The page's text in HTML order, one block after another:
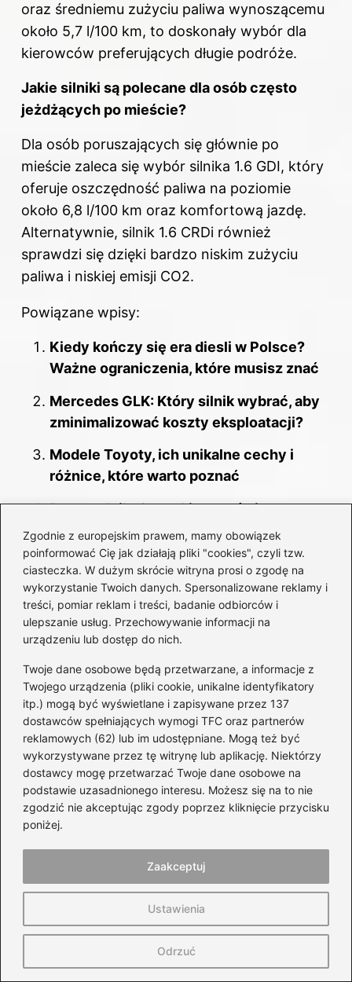
Zgodnie z europejskim prawem, mamy obowiązek
poinformować Cię jak działają pliki "cookies", czyli tzw.
ciasteczka. W dużym skrócie witryna prosi o zgodę na
wykorzystanie Twoich danych. Spersonalizowane reklamy i
treści, pomiar reklam i treści, badanie odbiorców i
ulepszanie usług. Przechowywanie informacji na
urządzeniu lub dostęp do nich.
Twoje dane osobowe będą przetwarzane, a informacje z
Twojego urządzenia (pliki cookie, unikalne identyfikatory
itp.) mogą być wyświetlane i zapisywane przez 137
dostawców spełniających wymogi TFC oraz partnerów
reklamowych (62) lub im udostępniane. Mogą też być
wykorzystywane przez tę witrynę lub aplikację. Niektórzy
dostawcy mogę przetwarzać Twoje dane osobowe na
podstawie uzasadnionego interesu. Możesz się na to nie
zgodzić nie akceptując zgody poprzez kliknięcie przycisku
poniżej.
Ustawienia
Odrzuć
Zaakceptuj
oraz średniemu zużyciu paliwa wynoszącemu
około 5,7 l/100 km, to doskonały wybór dla
kierowców preferujących długie podróże.
Jakie silniki są polecane dla osób często
jeżdżących po mieście?
Dla osób poruszających się głównie po
mieście zaleca się wybór silnika 1.6 GDI, który
oferuje oszczędność paliwa na poziomie
około 6,8 l/100 km oraz komfortową jazdę.
Alternatywnie, silnik 1.6 CRDi również
sprawdzi się dzięki bardzo niskim zużyciu
paliwa i niskiej emisji CO2.
Powiązane wpisy:
Kiedy kończy się era diesli w Polsce?
Ważne ograniczenia, które musisz znać
Mercedes GLK: Który silnik wybrać, aby
zminimalizować koszty eksploatacji?
Modele Toyoty, ich unikalne cechy i
różnice, które warto poznać
Przewodnik: Czym kierować się przy
zakupie auta, by nie żałować decyzji?
Ile naprawdę pali VW Polo 1.2 benzyna?
Sprawdź oszczędności i realne spalanie!
Toyota Yaris Cross – czy to SUV, który
spełni Twoje oczekiwania? Oto zalety i
Ile zapłacisz za Jeepa Wranglera? Ceny,
modele i porady na oszczędności
Jak wykorzystać napęd 4×4 w Toyota
RAV4 II – kluczowe informacje i
praktyczne porady
Ceny Toyoty Corolli: ile zapłacisz i jak
Bmw X3 G01: Jak wybrać silnik, aby
uniknąć kosztownych błędów?